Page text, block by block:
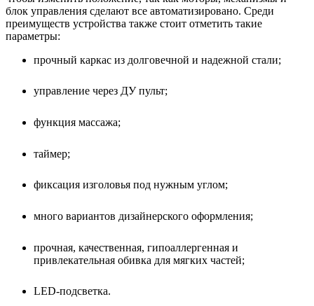
блок управления сделают все автоматизировано. Среди
преимуществ устройства также стоит отметить такие
параметры:
прочный каркас из долговечной и надежной стали;
управление через ДУ пульт;
функция массажа;
таймер;
фиксация изголовья под нужным углом;
много вариантов дизайнерского оформления;
прочная, качественная, гипоаллергенная и
привлекательная обивка для мягких частей;
LED-подсветка.